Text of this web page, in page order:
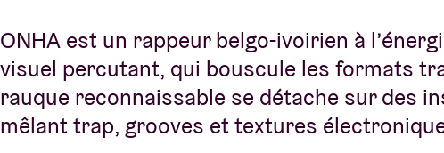
ONHA est un rappeur belgo-ivoirien à
visuel percutant, qui bouscule les formats
rauque reconnaissable se détache sur des
mêlant trap, grooves et textures